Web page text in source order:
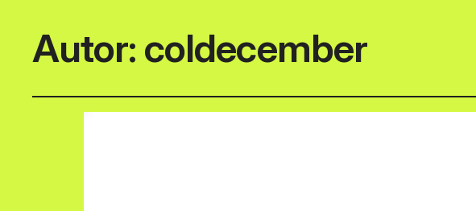
Autor: coldecember